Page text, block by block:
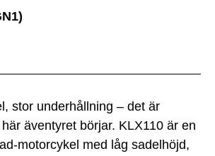
stor underhållning – det är
äventyret börjar. KLX110 är en
motorcykel med låg sadelhöjd,